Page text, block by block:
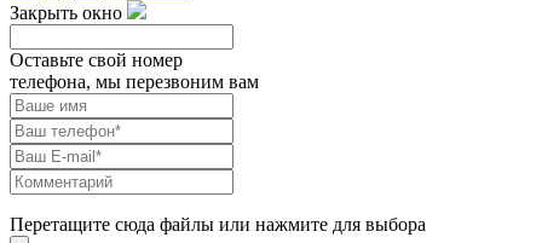
Закрыть окно
Оставьте свой номер
телефона, мы перезвоним вам
Перетащите сюда файлы или нажмите для выбора